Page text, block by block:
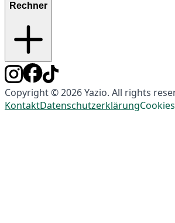
Rechner
Copyright © 2026 Yazio. All rights
KontaktDatenschutzerklärungCookies